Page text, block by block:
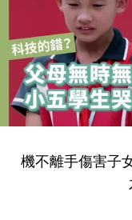
機不離手傷害子